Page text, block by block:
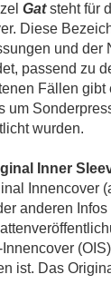
Gatsteht für
Diese
und der
passend zu
Fällen gibt
um
wurden.
Inner
Innencover
anderen
ist. Das